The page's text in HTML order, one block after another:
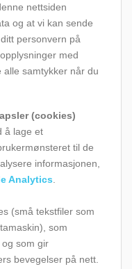
nettsiden
og at vi kan sende
personvern på
med
alle samtykker når du
(cookies)
å lage et
til de
informasjonen,
Analytics.
(små tekstfiler som
som
som gir
bevegelser på nett.